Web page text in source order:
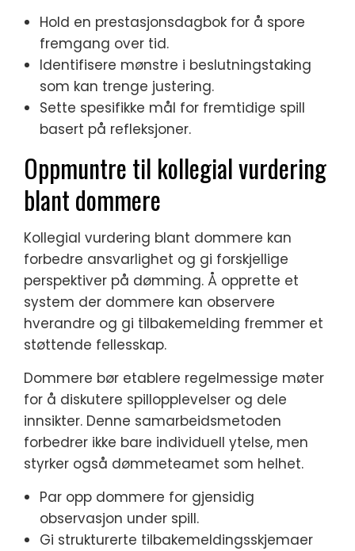
Hold en prestasjonsdagbok for å spore
fremgang over tid.
Identifisere mønstre i beslutningstaking
som kan trenge justering.
Sette spesifikke mål for fremtidige spill
basert på refleksjoner.
Oppmuntre til kollegial vurdering
blant dommere
Kollegial vurdering blant dommere kan
forbedre ansvarlighet og gi forskjellige
perspektiver på dømming. Å opprette et
system der dommere kan observere
hverandre og gi tilbakemelding fremmer et
støttende fellesskap.
Dommere bør etablere regelmessige møter
for å diskutere spillopplevelser og dele
innsikter. Denne samarbeidsmetoden
forbedrer ikke bare individuell ytelse, men
styrker også dømmeteamet som helhet.
Par opp dommere for gjensidig
observasjon under spill.
Gi strukturerte tilbakemeldingsskjemaer